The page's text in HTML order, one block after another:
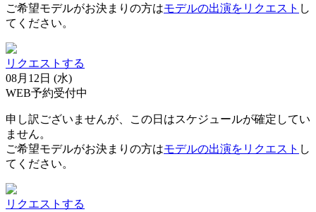
ご希望モデルがお決まりの方はモデルの出演をリクエスト し
てください。
リクエストする
08月12日 (水)
WEB予約受付中
申し訳ございませんが、この日はスケジュールが確定してい
ません。
ご希望モデルがお決まりの方はモデルの出演をリクエスト し
てください。
リクエストする